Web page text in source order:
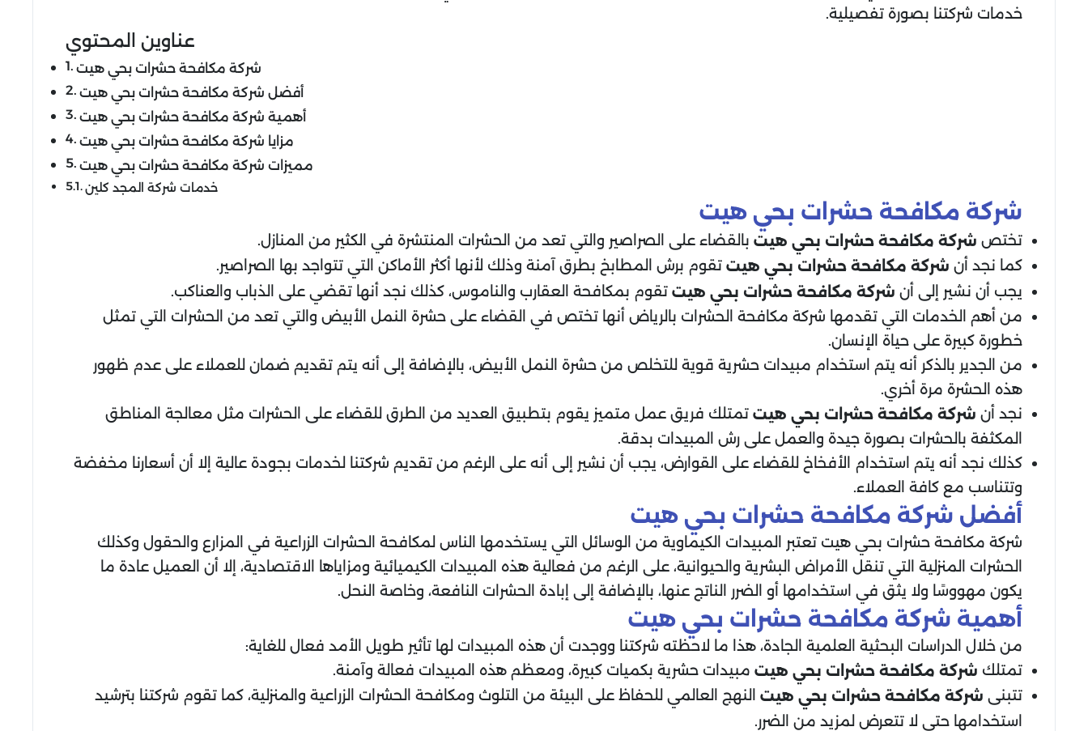
خدمات شركتنا بصورة تفصيلية.
عناوين المحتوي
شركة مكافحة حشرات بحي هيت
أفضل شركة مكافحة حشرات بحي هيت
أهمية شركة مكافحة حشرات بحي هيت
مزايا شركة مكافحة حشرات بحي هيت
مميزات شركة مكافحة حشرات بحي هيت
خدمات شركة المجد كلين
شركة مكافحة حشرات بحي هيت
تختص شركة مكافحة حشرات بحي هيت بالقضاء على الصراصير والتي تعد من الحشرات المنتشرة في الكثير من المنازل.
كما نجد أن شركة مكافحة حشرات بحي هيت تقوم برش المطابخ بطرق آمنة وذلك لأنها أكثر الأماكن التي تتواجد بها الصراصير.
يجب أن نشير إلى أن شركة مكافحة حشرات بحي هيت تقوم بمكافحة العقارب والناموس، كذلك نجد أنها تقضي على الذباب والعناكب.
من أهم الخدمات التي تقدمها شركة مكافحة الحشرات بالرياض أنها تختص في القضاء على حشرة النمل الأبيض والتي تعد من الحشرات التي تمثل
خطورة كبيرة على حياة الإنسان.
من الجدير بالذكر أنه يتم استخدام مبيدات حشرية قوية للتخلص من حشرة النمل الأبيض، بالإضافة إلى أنه يتم تقديم ضمان للعملاء على عدم ظهور
هذه الحشرة مرة أخري.
نجد أن شركة مكافحة حشرات بحي هيت تمتلك فريق عمل متميز يقوم بتطبيق العديد من الطرق للقضاء على الحشرات مثل معالجة المناطق
المكثفة بالحشرات بصورة جيدة والعمل على رش المبيدات بدقة.
كذلك نجد أنه يتم استخدام الأفخاخ للقضاء على القوارض، يجب أن نشير إلى أنه على الرغم من تقديم شركتنا لخدمات بجودة عالية إلا أن أسعارنا مخفضة
وتتناسب مع كافة العملاء.
أفضل شركة مكافحة حشرات بحي هيت
شركة مكافحة حشرات بحي هيت تعتبر المبيدات الكيماوية من الوسائل التي يستخدمها الناس لمكافحة الحشرات الزراعية في المزارع والحقول وكذلك
الحشرات المنزلية التي تنقل الأمراض البشرية والحيوانية، على الرغم من فعالية هذه المبيدات الكيميائية ومزاياها الاقتصادية، إلا أن العميل عادة ما
يكون مهووسًا ولا يثق في استخدامها أو الضرر الناتج عنها، بالإضافة إلى إبادة الحشرات النافعة، وخاصة النحل.
أهمية شركة مكافحة حشرات بحي هيت
من خلال الدراسات البحثية العلمية الجادة، هذا ما لاحظته شركتنا ووجدت أن هذه المبيدات لها تأثير طويل الأمد فعال للغاية:
تمتلك شركة مكافحة حشرات بحي هيت مبيدات حشرية بكميات كبيرة، ومعظم هذه المبيدات فعالة وآمنة.
تتبنى شركة مكافحة حشرات بحي هيت النهج العالمي للحفاظ على البيئة من التلوث ومكافحة الحشرات الزراعية والمنزلية، كما تقوم شركتنا بترشيد
استخدامها حتى لا تتعرض لمزيد من الضرر.